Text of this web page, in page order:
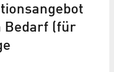
Bedarf (für